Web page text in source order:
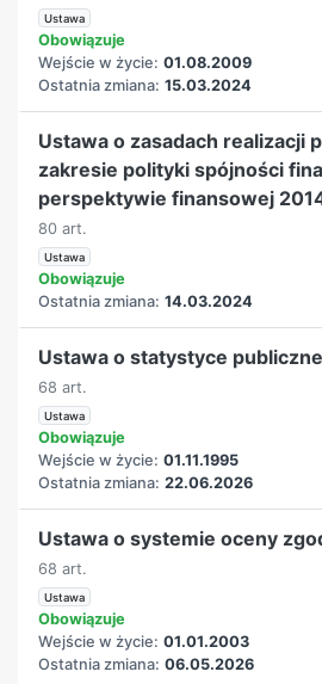
Ustawa
Obowiązuje
Wejście w życie: 01.08.2009
Ostatnia zmiana: 15.03.2024
Ustawa o zasadach realizacji
zakresie polityki spójności
perspektywie finansowej
80 art.
Ustawa
Obowiązuje
Ostatnia zmiana: 14.03.2024
Ustawa o statystyce
68 art.
Ustawa
Obowiązuje
Wejście w życie: 01.11.1995
Ostatnia zmiana: 22.06.2026
Ustawa o systemie oceny
68 art.
Ustawa
Obowiązuje
Wejście w życie: 01.01.2003
Ostatnia zmiana: 06.05.2026